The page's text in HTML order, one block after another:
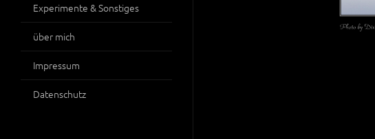
Experimente & Sonstiges
über mich
Impressum
Datenschutz